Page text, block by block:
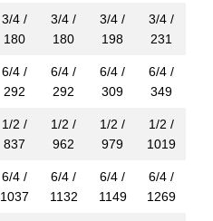
3/4 /
180
3/4 /
180
3/4 /
198
3/4 /
231
6/4 /
292
6/4 /
292
6/4 /
309
6/4 /
349
1/2 /
837
1/2 /
962
1/2 /
979
1/2 /
1019
6/4 /
1037
6/4 /
1132
6/4 /
1149
6/4 /
1269